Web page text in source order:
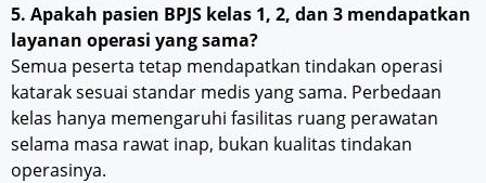
5. Apakah pasien BPJS kelas 1, 2, dan 3 mendapatkan
layanan operasi yang sama?
Semua peserta tetap mendapatkan tindakan operasi
katarak sesuai standar medis yang sama. Perbedaan
kelas hanya memengaruhi fasilitas ruang perawatan
selama masa rawat inap, bukan kualitas tindakan
operasinya.